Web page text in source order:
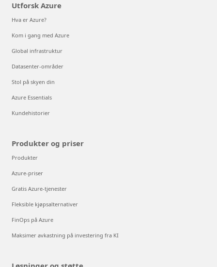
Utforsk Azure
Hva er Azure?
Kom i gang med Azure
Global infrastruktur
Datasenter-områder
Stol på skyen din
Azure Essentials
Kundehistorier
Produkter og priser
Produkter
Azure-priser
Gratis Azure-tjenester
Fleksible kjøpsalternativer
FinOps på Azure
Maksimer avkastning på investering fra KI